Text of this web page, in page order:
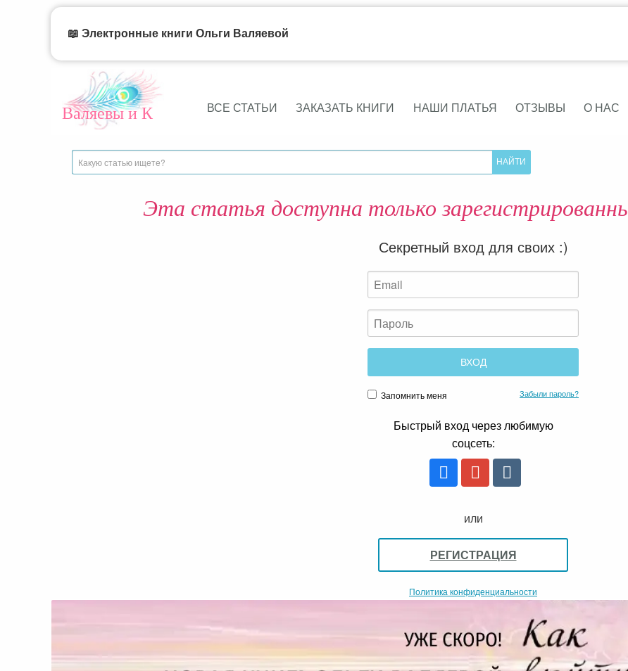
Валяевы и К ВСЕ СТАТЬИ ЗАКАЗАТЬ КНИГИ НАШИ ПЛАТЬЯ ОТЗЫВЫ О НАС
Эта статья доступна только
Секретный вход для своих :)
Запомнить меня Забыли пароль?
Быстрый вход через любимую
соцсеть:
или
РЕГИСТРАЦИЯ
Политика конфиденциальности
📖 Электронные книги Ольги Валяевой